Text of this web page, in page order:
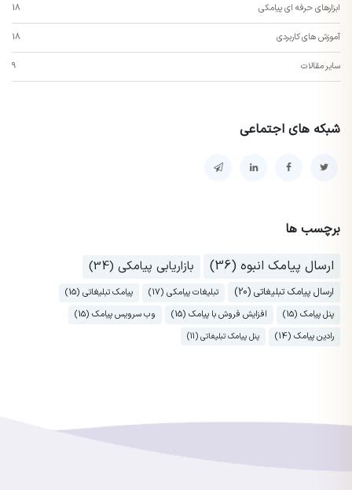
ابزارهای حرفه ای پیامکی 18
آموزش های کاربردی 18
سایر مقالات 9
شبکه های اجتماعی
برچسب ها
ارسال پیامک انبوه (36)
بازاریابی پیامکی (34)
ارسال پیامک تبلیغاتی (20) تبلیغات پیامکی (17)
پیامک تبلیغاتی (15)
پنل پیامک (15)
افزایش فروش با پیامک (15)
وب سرویس پیامک (15)
رادین پیامک (14)
پنل پیامک تبلیغاتی (11)